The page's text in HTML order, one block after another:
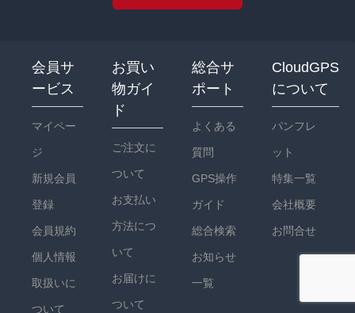
会員サ
ービス
マイペー
ジ
新規会員
登録
会員規約
個人情報
取扱いに
ついて
お買い
物ガイ
ド
ご注文に
ついて
お支払い
方法につ
いて
お届けに
ついて
総合サ
ポート
よくある
質問
GPS操作
ガイド
総合検索
お知らせ
一覧
CloudGPS
について
パンフレ
ット
特集一覧
会社概要
お問合せ